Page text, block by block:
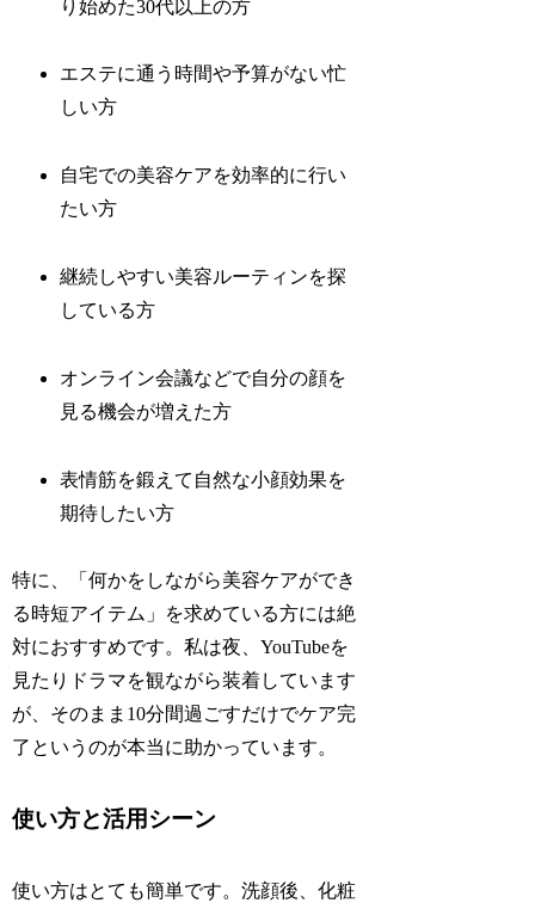
り始めた30代以上の方
エステに通う時間や予算がない忙
しい方
自宅での美容ケアを効率的に行い
たい方
継続しやすい美容ルーティンを探
している方
オンライン会議などで自分の顔を
見る機会が増えた方
表情筋を鍛えて自然な小顔効果を
期待したい方
特に、「何かをしながら美容ケアができ
る時短アイテム」を求めている方には絶
対におすすめです。私は夜、YouTubeを
見たりドラマを観ながら装着しています
が、そのまま10分間過ごすだけでケア完
了というのが本当に助かっています。
使い方と活用シーン
使い方はとても簡単です。洗顔後、化粧